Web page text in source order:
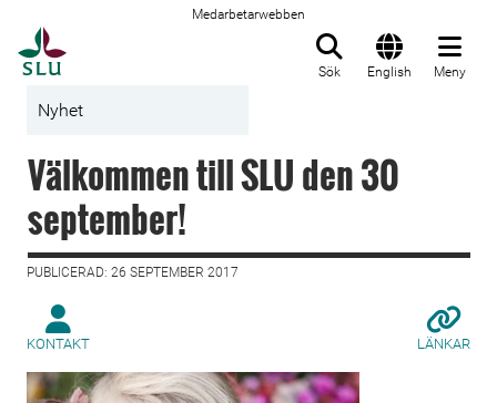
Medarbetarwebben
Sök English Meny
Nyhet
Välkommen till SLU den 30
september!
PUBLICERAD: 26 SEPTEMBER 2017
KONTAKT LÄNKAR